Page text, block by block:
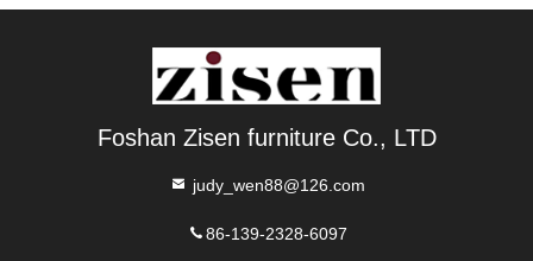
Foshan Zisen furniture Co., LTD
judy_wen88@126.com
86-139-2328-6097